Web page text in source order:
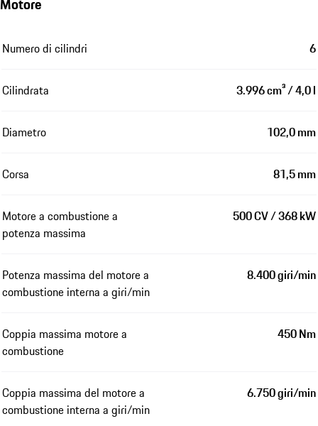
Motore
Numero di cilindri 6
Cilindrata 3.996 cm³ / 4,0 l
Diametro 102,0 mm
Corsa 81,5 mm
Motore a combustione a
potenza massima
500 CV / 368 kW
Potenza massima del motore a
combustione interna a giri/min
8.400 giri/min
Coppia massima motore a
combustione
450 Nm
Coppia massima del motore a
combustione interna a giri/min
6.750 giri/min